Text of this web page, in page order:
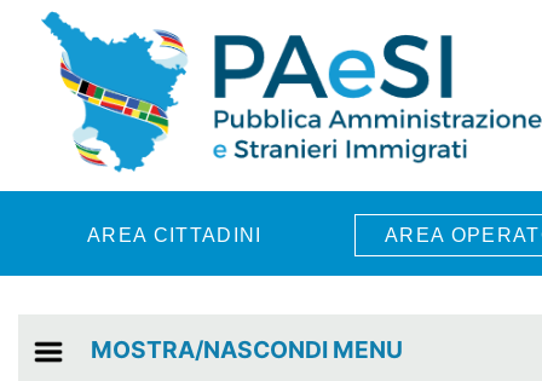
Skip to main content
AREA CITTADINI AREA
MOSTRA/NASCONDI MENU